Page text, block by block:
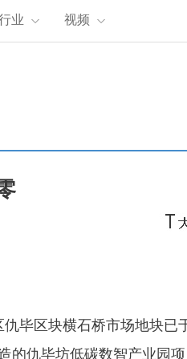
业 视频
仇毕区块横石桥市场地块已
的仇毕坊低碳数智产业园